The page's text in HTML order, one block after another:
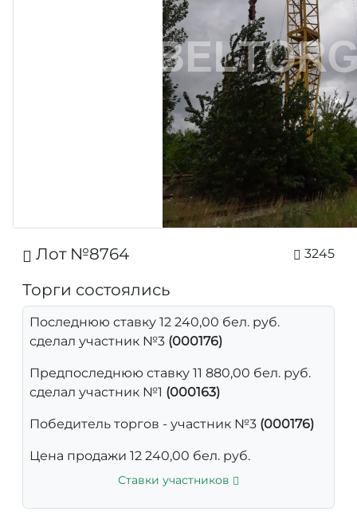
Лот №8764 3245
Торги состоялись
Последнюю ставку 12 240,00 бел. руб.
сделал участник №3 (000176)
Предпоследнюю ставку 11 880,00 бел. руб.
сделал участник №1 (000163)
Победитель торгов - участник №3 (000176)
Цена продажи 12 240,00 бел. руб.
Ставки участников